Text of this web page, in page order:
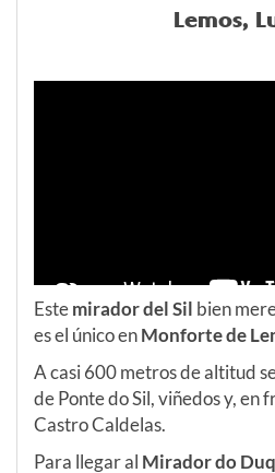
Lemos,
Estemirador del Sil bien
es el único enMonforte de
A casi 600 metros de altitud
de Ponte do Sil, viñedos y, en
Castro Caldelas.
Para llegar al Mirador do